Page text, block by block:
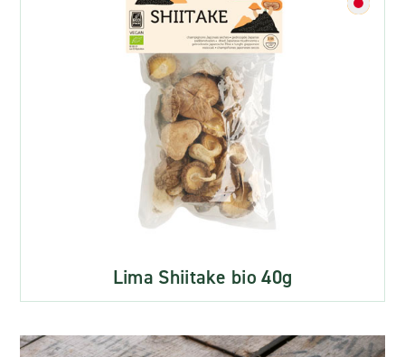
Lima Shiitake bio 40g